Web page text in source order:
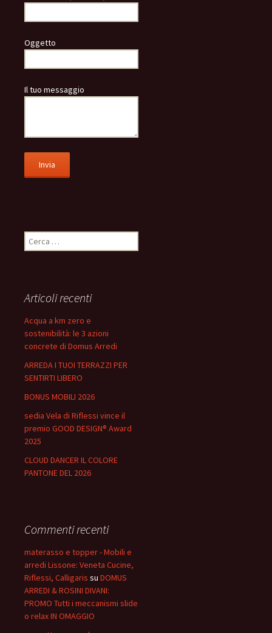
Oggetto
Il tuo messaggio
Ricerca
per:
Articoli recenti
Acqua a km zero e
sostenibilità: le 3 azioni
concrete di Domus Arredi
ARREDA I TUOI TERRAZZI PER
SENTIRTI LIBERO
BONUS MOBILI 2026
sedia Vela di Riflessi vince il
premio GOOD DESIGN® Award
2025
CLOUD DANCER IL COLORE
PANTONE DEL 2026
Commenti recenti
materasso e topper - Mobili e
arredi Lissone: Veneta Cucine,
Riflessi, Calligaris su DOMUS
ARREDI & ROSINI DIVANI:
PROMO Tutti i meccanismi slide
o relax IN OMAGGIO